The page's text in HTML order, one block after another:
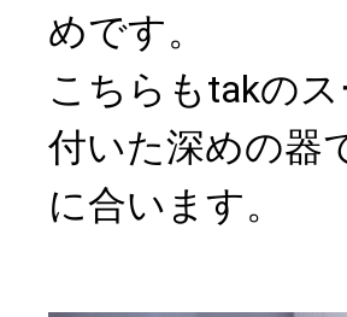
めです。
こちらもtakの
付いた深めの器
に合います。